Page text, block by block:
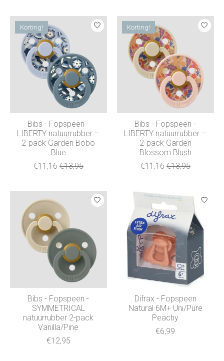
Korting!
Bibs - Fopspeen -
LIBERTY natuurrubber –
2-pack Garden Bobo
Blue
€11,16 €13,95
Korting!
Bibs - Fopspeen -
LIBERTY natuurrubber –
2-pack Garden
Blossom Blush
€11,16 €13,95
Bibs - Fopspeen -
SYMMETRICAL
natuurrubber 2-pack
Vanilla/Pine
€12,95
Difrax - Fopspeen
Natural 6M+ Uni/Pure
Peachy
€6,99